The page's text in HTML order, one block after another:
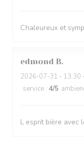
Chaleureux et
edmond B
2026-07-31 - 13:30
service : 4/5
L esprit bière avec